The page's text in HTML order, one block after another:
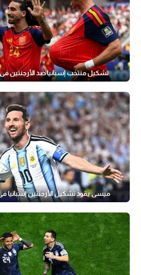
تشكيل منتخب إسبانيا ضد الأرجنتين في
ميسي يقود تشكيل الأرجنتين إسبانيا